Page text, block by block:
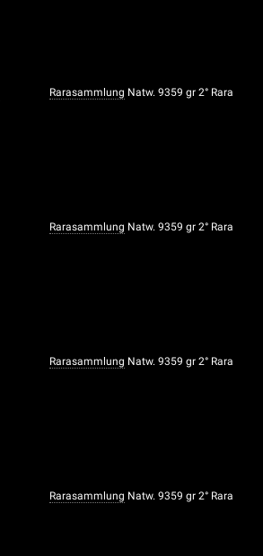
Rarasammlung Natw. 9359 gr 2° Rara
Rarasammlung Natw. 9359 gr 2° Rara
Rarasammlung Natw. 9359 gr 2° Rara
Rarasammlung Natw. 9359 gr 2° Rara